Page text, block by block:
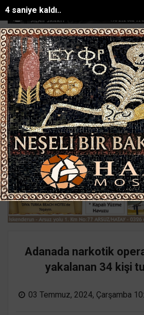
3 saniye kaldı..
SON DAKİKA:
halindeyken aniden alev alan
Ana Sayfa ASAYİŞ
Adanada narkotik
yakalanan 34 kişi
03 Temmuz, 2024, Çarşamba